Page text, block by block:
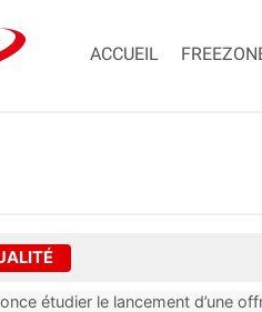
ACCUEIL
étudier le lancement d’une